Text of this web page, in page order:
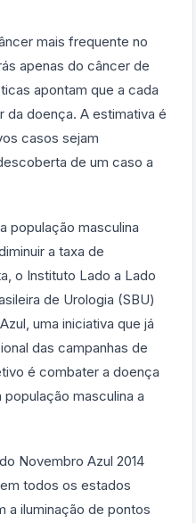
mais frequente no
apenas do câncer de
apontam que a cada
da doença. A estimativa é
casos sejam
de um caso a
população masculina
a taxa de
o Instituto Lado a Lado
de Urologia (SBU)
uma iniciativa que já
das campanhas de
é combater a doença
masculina a
Novembro Azul 2014
todos os estados
a iluminação de pontos